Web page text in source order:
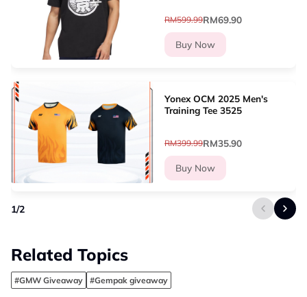
RM599.99RM69.90
Buy Now
Yonex OCM 2025 Men's
Training Tee 3525
RM399.99RM35.90
Buy Now
1/2
Related Topics
#GMW Giveaway #Gempak giveaway